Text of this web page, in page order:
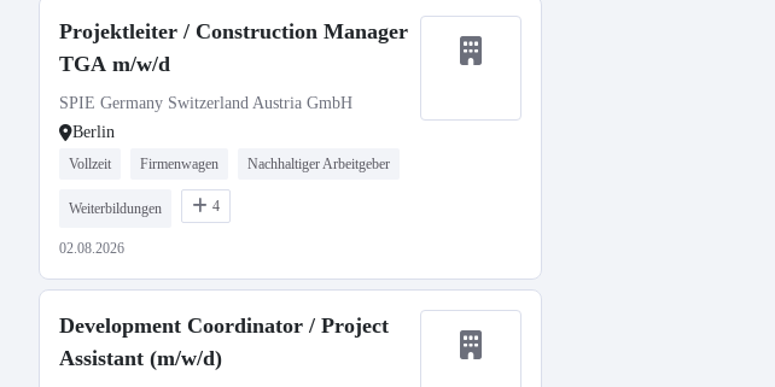
Projektleiter / Construction Manager
TGA m/w/d
SPIE Germany Switzerland Austria GmbH
Berlin
Vollzeit Firmenwagen Nachhaltiger Arbeitgeber
Weiterbildungen 4
02.08.2026
Development Coordinator / Project
Assistant (m/w/d)